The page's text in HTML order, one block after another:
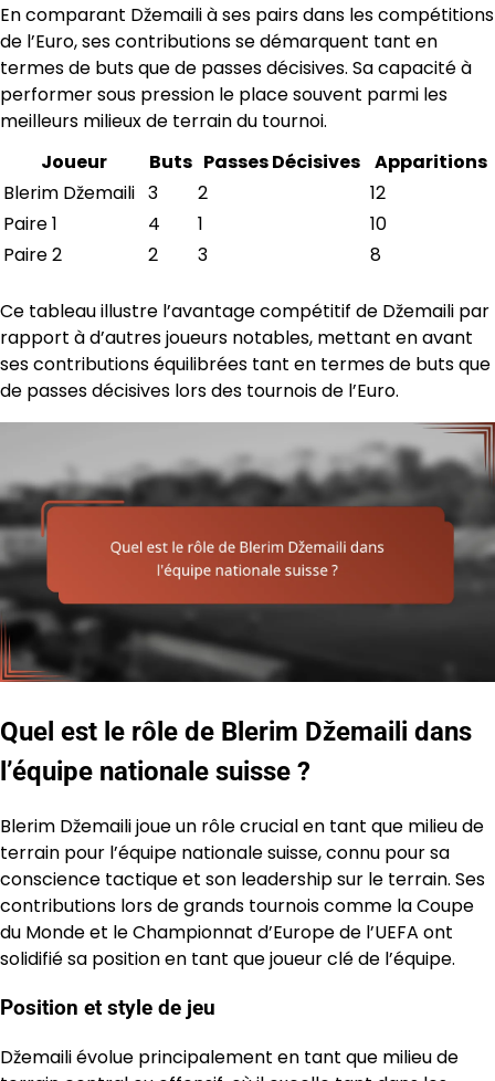
En comparant Džemaili à ses pairs dans les compétitions
de l’Euro, ses contributions se démarquent tant en
termes de buts que de passes décisives. Sa capacité à
performer sous pression le place souvent parmi les
meilleurs milieux de terrain du tournoi.
Joueur
Buts Passes Décisives Apparitions
Blerim Džemaili 3 2
12
Paire 1
4 1
10
Paire 2
2 3 8
Ce tableau illustre l’avantage compétitif de Džemaili par
rapport à d’autres joueurs notables, mettant en avant
ses contributions équilibrées tant en termes de buts que
de passes décisives lors des tournois de l’Euro.
Quel est le rôle de Blerim Džemaili dans
l’équipe nationale suisse ?
Blerim Džemaili joue un rôle crucial en tant que milieu de
terrain pour l’équipe nationale suisse, connu pour sa
conscience tactique et son leadership sur le terrain. Ses
contributions lors de grands tournois comme la Coupe
du Monde et le Championnat d’Europe de l’UEFA ont
solidifié sa position en tant que joueur clé de l’équipe.
Position et style de jeu
Džemaili évolue principalement en tant que milieu de